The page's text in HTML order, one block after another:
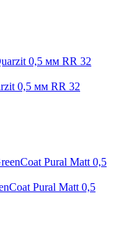
0,5 мм RR 32
Pural Matt 0,5